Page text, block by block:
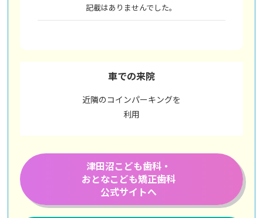
記載はありませんでした。
車での来院
近隣のコインパーキングを
利用
津田沼こども歯科・
おとなこども矯正歯科
公式サイトへ